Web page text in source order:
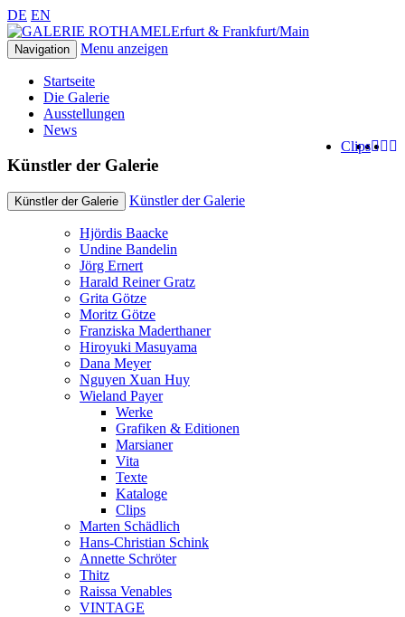
DE EN
Erfurt & Frankfurt/Main
Navigation Menu anzeigen
Startseite
Die Galerie
Ausstellungen
News
Clips
Künstler der Galerie
Künstler der Galerie Künstler der Galerie
Hjördis Baacke
Undine Bandelin
Jörg Ernert
Harald Reiner Gratz
Grita Götze
Moritz Götze
Franziska Maderthaner
Hiroyuki Masuyama
Dana Meyer
Nguyen Xuan Huy
Wieland Payer
Werke
Grafiken & Editionen
Marsianer
Vita
Texte
Kataloge
Clips
Marten Schädlich
Hans-Christian Schink
Annette Schröter
Thitz
Raissa Venables
VINTAGE